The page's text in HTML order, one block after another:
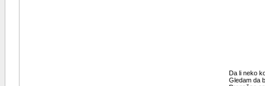
Da li neko
Gledam da